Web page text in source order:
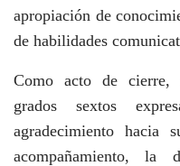
apropiación de
de habilidades
Como acto de cierre,
grados sextos
agradecimiento hacia
acompañamiento, la